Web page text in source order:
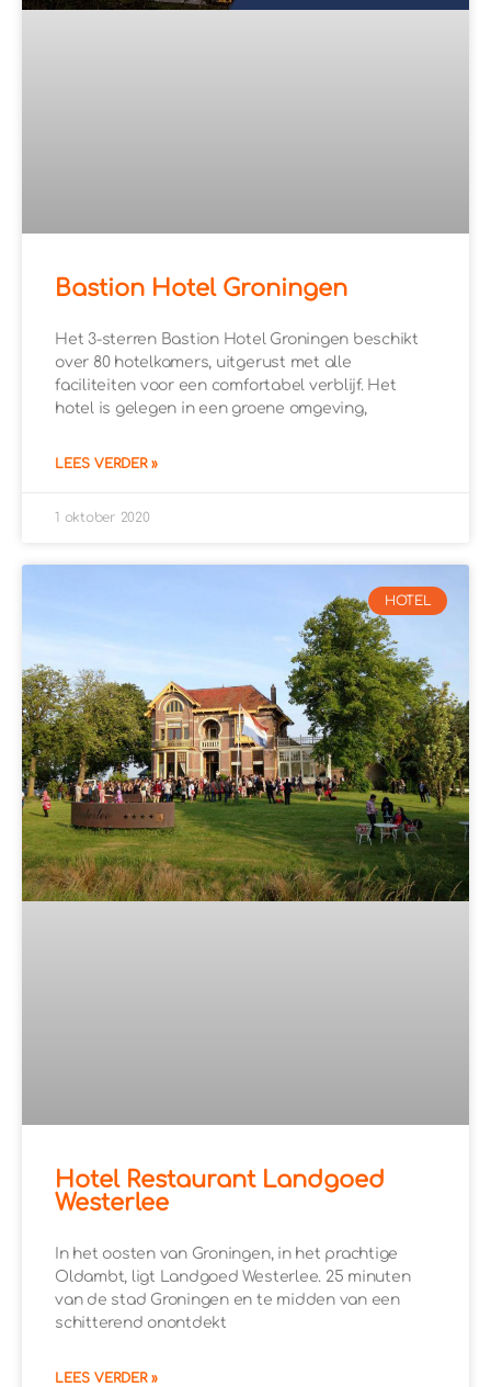
Bastion Hotel Groningen
Het 3-sterren Bastion Hotel Groningen beschikt
over 80 hotelkamers, uitgerust met alle
faciliteiten voor een comfortabel verblijf. Het
hotel is gelegen in een groene omgeving,
LEES VERDER »
1 oktober 2020
HOTEL
Hotel Restaurant Landgoed
Westerlee
In het oosten van Groningen, in het prachtige
Oldambt, ligt Landgoed Westerlee. 25 minuten
van de stad Groningen en te midden van een
schitterend onontdekt
LEES VERDER »